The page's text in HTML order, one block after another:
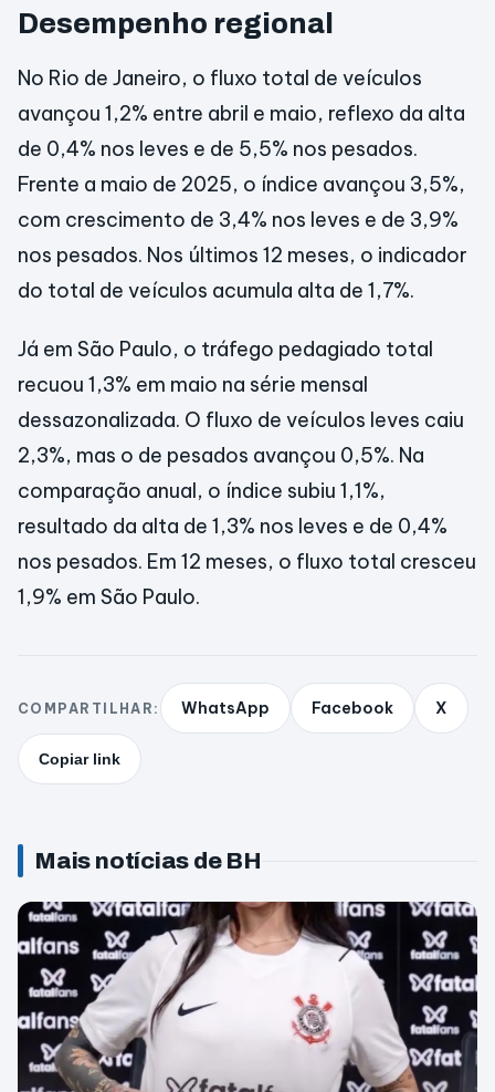
Desempenho regional
No Rio de Janeiro, o fluxo total de veículos
avançou 1,2% entre abril e maio, reflexo da alta
de 0,4% nos leves e de 5,5% nos pesados.
Frente a maio de 2025, o índice avançou 3,5%,
com crescimento de 3,4% nos leves e de 3,9%
nos pesados. Nos últimos 12 meses, o indicador
do total de veículos acumula alta de 1,7%.
Já em São Paulo, o tráfego pedagiado total
recuou 1,3% em maio na série mensal
dessazonalizada. O fluxo de veículos leves caiu
2,3%, mas o de pesados avançou 0,5%. Na
comparação anual, o índice subiu 1,1%,
resultado da alta de 1,3% nos leves e de 0,4%
nos pesados. Em 12 meses, o fluxo total cresceu
1,9% em São Paulo.
COMPARTILHAR: WhatsApp Facebook X
Copiar link
Mais notícias de BH